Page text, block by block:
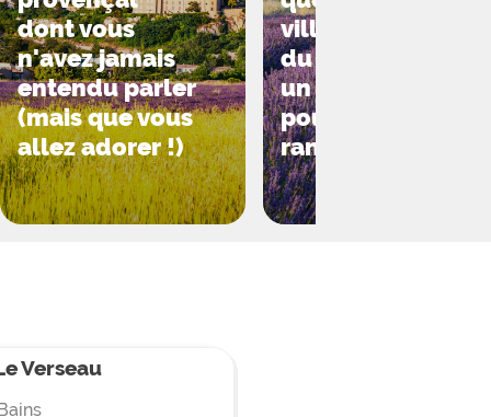
à loisir escale et varape
du Verdon (45 km)!
dont vous
n'avez jamais
entendu parler
(mais que vous
allez adorer !)
village perché
du Luberon est
un paradis
pour les
randonneurs
Verseau